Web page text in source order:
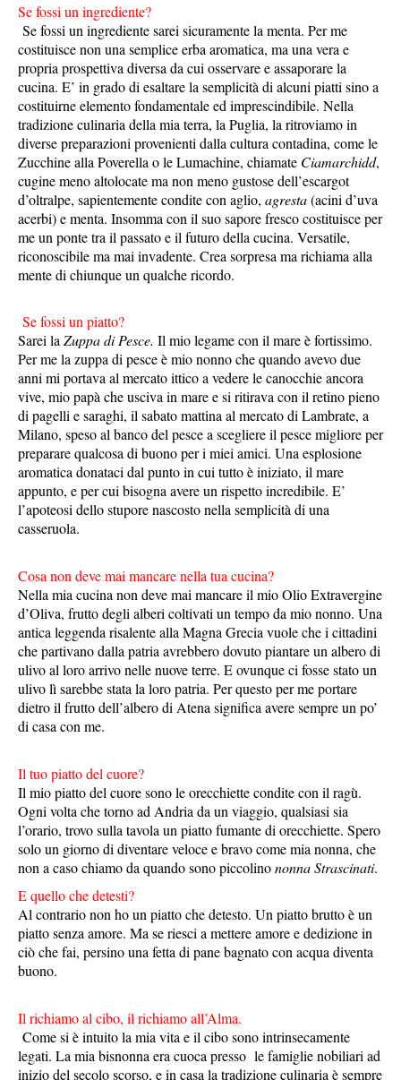
Se fossi un ingrediente?
Se fossi un ingrediente sarei sicuramente la menta. Per me
costituisce non una semplice erba aromatica, ma una vera e
propria prospettiva diversa da cui osservare e assaporare la
cucina. E’ in grado di esaltare la semplicità di alcuni piatti sino a
costituirne elemento fondamentale ed imprescindibile. Nella
tradizione culinaria della mia terra, la Puglia, la ritroviamo in
diverse preparazioni provenienti dalla cultura contadina, come le
Zucchine alla Poverella o le Lumachine, chiamate Ciamarchidd,
cugine meno altolocate ma non meno gustose dell’escargot
d’oltralpe, sapientemente condite con aglio, agresta(acini d’uva
acerbi) e menta. Insomma con il suo sapore fresco costituisce per
me un ponte tra il passato e il futuro della cucina. Versatile,
riconoscibile ma mai invadente. Crea sorpresa ma richiama alla
mente di chiunque un qualche ricordo.
Se fossi un piatto?
Sarei laZuppa di Pesce. Il mio legame con il mare è fortissimo.
Per me la zuppa di pesce è mio nonno che quando avevo due
anni mi portava al mercato ittico a vedere le canocchie ancora
vive, mio papà che usciva in mare e si ritirava con il retino pieno
di pagelli e saraghi, il sabato mattina al mercato di Lambrate, a
Milano, speso al banco del pesce a scegliere il pesce migliore per
preparare qualcosa di buono per i miei amici. Una esplosione
aromatica donataci dal punto in cui tutto è iniziato, il mare
appunto, e per cui bisogna avere un rispetto incredibile. E’
l’apoteosi dello stupore nascosto nella semplicità di una
casseruola.
Cosa non deve mai mancare nella tua cucina?
Nella mia cucina non deve mai mancare il mio Olio Extravergine
d’Oliva, frutto degli alberi coltivati un tempo da mio nonno. Una
antica leggenda risalente alla Magna Grecia vuole che i cittadini
che partivano dalla patria avrebbero dovuto piantare un albero di
ulivo al loro arrivo nelle nuove terre. E ovunque ci fosse stato un
ulivo lì sarebbe stata la loro patria. Per questo per me portare
dietro il frutto dell’albero di Atena significa avere sempre un po’
di casa con me.
Il tuo piatto del cuore?
Il mio piatto del cuore sono le orecchiette condite con il ragù.
Ogni volta che torno ad Andria da un viaggio, qualsiasi sia
l’orario, trovo sulla tavola un piatto fumante di orecchiette. Spero
solo un giorno di diventare veloce e bravo come mia nonna, che
non a caso chiamo da quando sono piccolinononna Strascinati.
E quello che detesti?
Al contrario non ho un piatto che detesto. Un piatto brutto è un
piatto senza amore. Ma se riesci a mettere amore e dedizione in
ciò che fai, persino una fetta di pane bagnato con acqua diventa
buono.
Il richiamo al cibo, il richiamo all’Alma.
Come si è intuito la mia vita e il cibo sono intrinsecamente
legati. La mia bisnonna era cuoca presso le famiglie nobiliari ad
inizio del secolo scorso, e in casa la tradizione culinaria è sempre